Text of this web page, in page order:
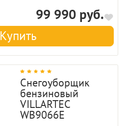
99 990 руб.
Купить
Снегоуборщик
бензиновый
VILLARTEC
WB9066E